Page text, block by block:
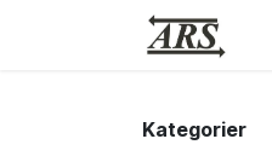
Hoppa till innehåll
Kategorier